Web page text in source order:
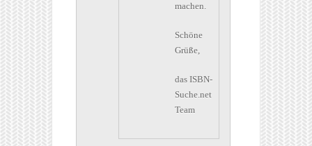
machen.
Schöne
Grüße,
das ISBN-
Suche.net
Team